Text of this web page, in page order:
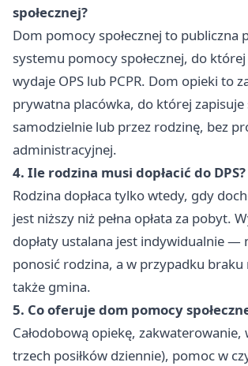
społecznej?
Dom pomocy społecznej to publiczna
systemu pomocy społecznej, do
wydaje OPS lub PCPR. Dom opieki to
prywatna placówka, do której zapisuje
samodzielnie lub przez rodzinę, bez
administracyjnej.
4. Ile rodzina musi dopłacić do DPS?
Rodzina dopłaca tylko wtedy, gdy
jest niższy niż pełna opłata za pobyt.
dopłaty ustalana jest indywidualnie —
ponosić rodzina, a w przypadku braku
także gmina.
5. Co oferuje dom pomocy
Całodobową opiekę, zakwaterowanie,
trzech posiłków dziennie), pomoc w